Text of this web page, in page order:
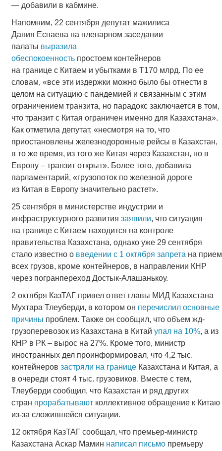
— добавили в кабмине.
Напомним, 22 сентября депутат мажилиса
Дания Еспаева на пленарном заседании
палаты выразила
обеспокоенностьпростоем контейнеров
на границе с Китаем и убытками в Т170 млрд. По ее
словам, «все эти издержки можно было бы отнести в
целом на ситуацию с пандемией и связанным с этим
ограничением транзита, но парадокс заключается в том,
что транзит с Китая ограничен именно для Казахстана».
Как отметила депутат, «несмотря на то, что
приостановлены железнодорожные рейсы в Казахстан,
в то же время, из того же Китая через Казахстан, но в
Европу – транзит открыт». Более того, добавила
парламентарий, «грузопоток по железной дороге
из Китая в Европу значительно растет».
25 сентября в министерстве индустрии и
инфраструктурного развития заявили, что ситуация
на границе с Китаем находится на контроле
правительства Казахстана, однако уже 29 сентября
стало известно о введении с 1 октября запрета на прием
всех грузов, кроме контейнеров, в направлении КНР
через погранпереход Достык-Алашанькоу.
2 октября КазТАГ привел ответ главы МИД Казахстана
Мухтара Тлеуберди, в котором он перечислил основные
причины проблем. Также он сообщил, что объем жд-
грузоперевозок из Казахстана в Китай упал на 10%, а из
КНР в РК – вырос на 27%. Кроме того, министр
иностранных дел проинформировал, что 4,2 тыс.
контейнеров застряли на границеКазахстана и Китая, а
в очереди стоят 4 тыс. грузовиков. Вместе с тем,
Тлеуберди сообщил, что Казахстан и ряд других
стран прорабатываютколлективное обращение к Китаю
из-за сложившейся ситуации.
12 октября КазТАГ сообщал, что премьер-министр
Казахстана Аскар Мамин написал письмопремьеру